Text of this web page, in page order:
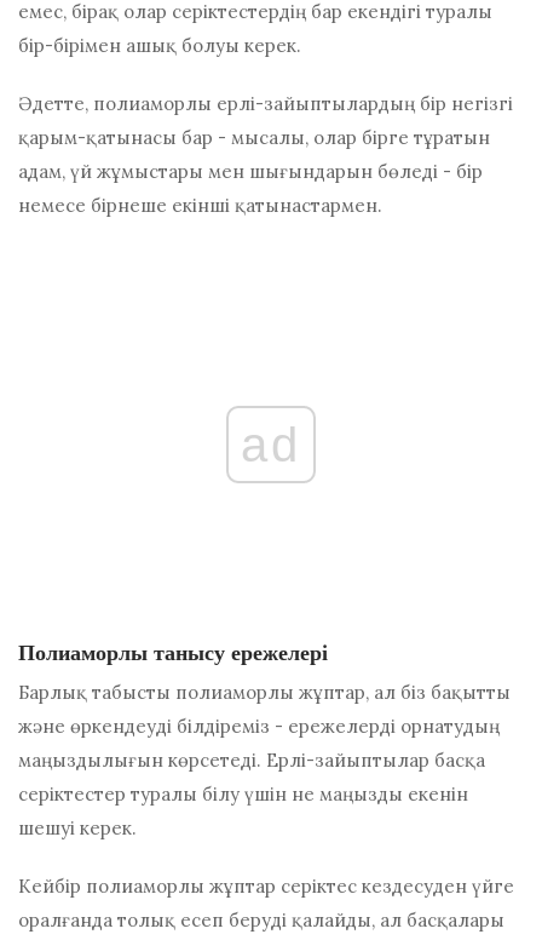
емес, бірақ олар серіктестердің бар екендігі туралы
бір-бірімен ашық болуы керек.
Әдетте, полиаморлы ерлі-зайыптылардың бір негізгі
қарым-қатынасы бар - мысалы, олар бірге тұратын
адам, үй жұмыстары мен шығындарын бөледі - бір
немесе бірнеше екінші қатынастармен.
ad
Полиаморлы танысу ережелері
Барлық табысты полиаморлы жұптар, ал біз бақытты
және өркендеуді білдіреміз - ережелерді орнатудың
маңыздылығын көрсетеді. Ерлі-зайыптылар басқа
серіктестер туралы білу үшін не маңызды екенін
шешуі керек.
Кейбір полиаморлы жұптар серіктес кездесуден үйге
оралғанда толық есеп беруді қалайды, ал басқалары